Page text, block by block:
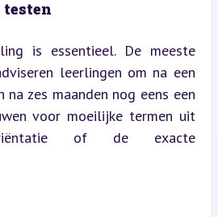
testen
is essentieel. De meeste
leerlingen om na een
na zes maanden nog eens een
voor moeilijke termen uit
of de exacte